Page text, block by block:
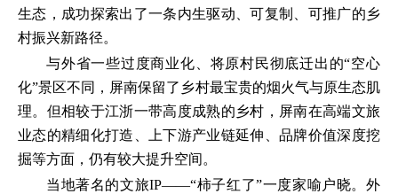
生态，成功探索出了一条内生驱动、可复制、可推广的乡
村振兴新路径。
与外省一些过度商业化、将原村民彻底迁出的“空心
化”景区不同，屏南保留了乡村最宝贵的烟火气与原生态肌
理。但相较于江浙一带高度成熟的乡村，屏南在高端文旅
业态的精细化打造、上下游产业链延伸、品牌价值深度挖
掘等方面，仍有较大提升空间。
当地著名的文旅IP——“柿子红了”一度家喻户晓。外